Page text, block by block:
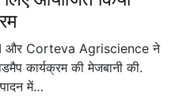
और Corteva Agriscience ने
कार्यक्रम की मेजबानी की.
में…